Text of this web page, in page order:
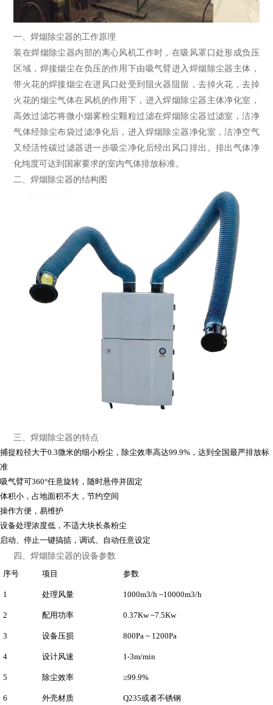
一、焊烟除尘器的工作原理
装在焊烟除尘器内部的离心风机工作时，在吸风罩口处形成负压
区域，焊接烟尘在负压的作用下由吸气臂进入焊烟除尘器主体，
带火花的焊接烟尘在进风口处受到阻火器阻留，去掉火花，去掉
火花的烟尘气体在风机的作用下，进入焊烟除尘器主体净化室，
高效过滤芯将微小烟雾粉尘颗粒过滤在焊烟除尘器过滤室，洁净
气体经除尘布袋过滤净化后，进入焊烟除尘器净化室，洁净空气
又经活性碳过滤器进一步吸尘净化后经出风口排出。排出气体净
化纯度可达到国家要求的室内气体排放标准。
二、焊烟除尘器的结构图
三、焊烟除尘器的特点
捕捉粒径大于0.3微米的细小粉尘，除尘效率高达99.9%，达到全国最严排放标
准
吸气臂可360°任意旋转，随时悬停并固定
体积小，占地面积不大，节约空间
操作方便，易维护
设备处理浓度低，不适大块长条粉尘
启动、停止一键搞掂，调试、自动任意设定
四、焊烟除尘器的设备参数
序号 项目 参数
1 处理风量 1000m3/h ~10000m3/h
2 配用功率 0.37Kw ~7.5Kw
3 设备压损 800Pa ~ 1200Pa
4 设计风速 1-3m/min
5 除尘效率 ≥99.9%
6 外壳材质 Q235或者不锈钢